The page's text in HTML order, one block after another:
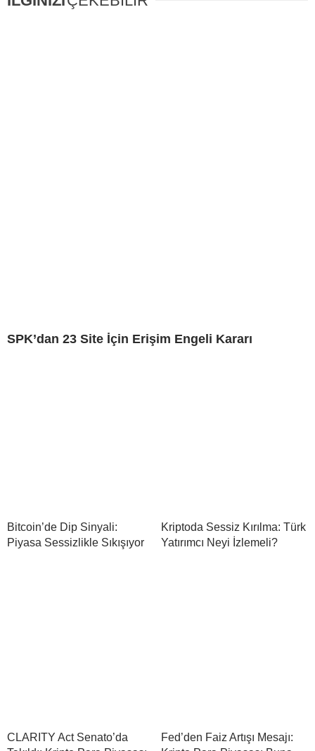
SPK’dan 23 Site İçin Erişim Engeli Kararı
Bitcoin’de Dip Sinyali:
Piyasa Sessizlikle Sıkışıyor
Kriptoda Sessiz Kırılma: Türk
Yatırımcı Neyi İzlemeli?
CLARITY Act Senato’da
Fed’den Faiz Artışı Mesajı: